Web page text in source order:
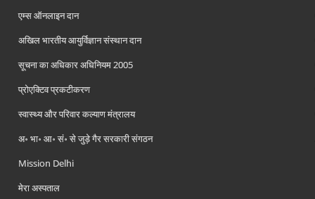
एम्स ऑनलाइन दान
अखिल भारतीय आयुर्विज्ञान संस्थान दान
सूचना का अधिकार अधिनियम 2005
प्रोएक्टिव प्रकटीकरण
स्वास्थ्य और परिवार कल्याण मंत्रालय
अ॰ भा॰ आ॰ सं॰ से जुड़े गैर सरकारी संगठन
Mission Delhi
मेरा अस्पताल